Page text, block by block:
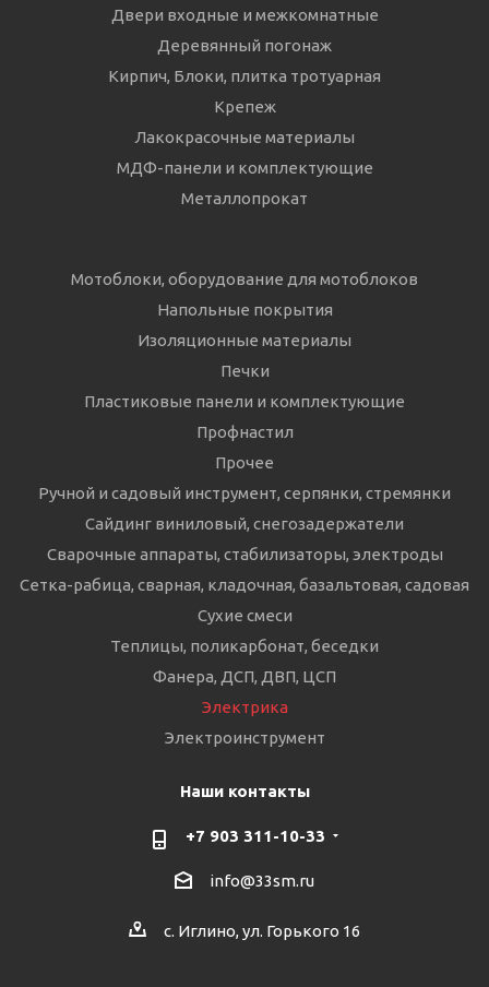
Двери входные и межкомнатные
Деревянный погонаж
Кирпич, Блоки, плитка тротуарная
Крепеж
Лакокрасочные материалы
МДФ-панели и комплектующие
Металлопрокат
Мотоблоки, оборудование для мотоблоков
Напольные покрытия
Изоляционные материалы
Печки
Пластиковые панели и комплектующие
Профнастил
Прочее
Ручной и садовый инструмент, серпянки, стремянки
Сайдинг виниловый, снегозадержатели
Сварочные аппараты, стабилизаторы, электроды
Сетка-рабица, сварная, кладочная, базальтовая, садовая
Сухие смеси
Теплицы, поликарбонат, беседки
Фанера, ДСП, ДВП, ЦСП
Электрика
Электроинструмент
Наши контакты
+7 903 311-10-33
info@33sm.ru
с. Иглино, ул. Горького 16